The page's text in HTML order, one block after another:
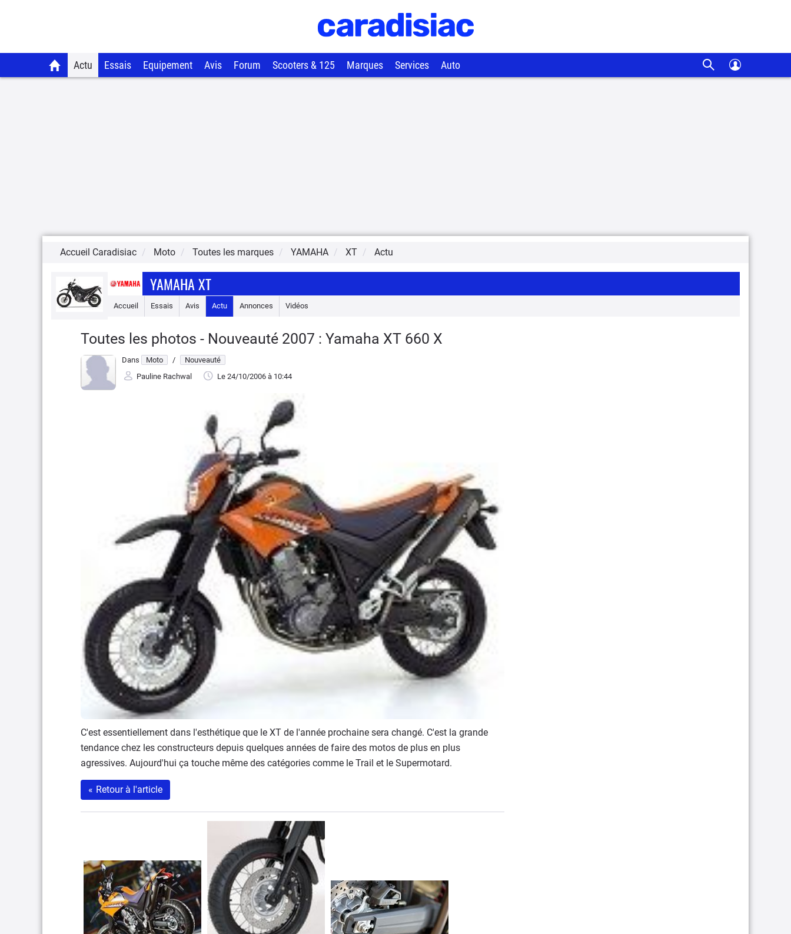
Actu Essais Equipement Avis Forum Scooters & 125 Marques Services Auto
Accueil Caradisiac Moto Toutes les marques YAMAHA XT Actu
YAMAHA XT
Accueil Essais Avis Actu Annonces Vidéos
Toutes les photos - Nouveauté 2007 : Yamaha XT 660 X
Dans Moto /
Nouveauté
Pauline Rachwal
Le 24/10/2006 à 10:44
C'est essentiellement dans l'esthétique que le XT de l'année prochaine sera changé. C'est la grande
tendance chez les constructeurs depuis quelques années de faire des motos de plus en plus
agressives. Aujourd'hui ça touche même des catégories comme le Trail et le Supermotard.
« Retour à l'article